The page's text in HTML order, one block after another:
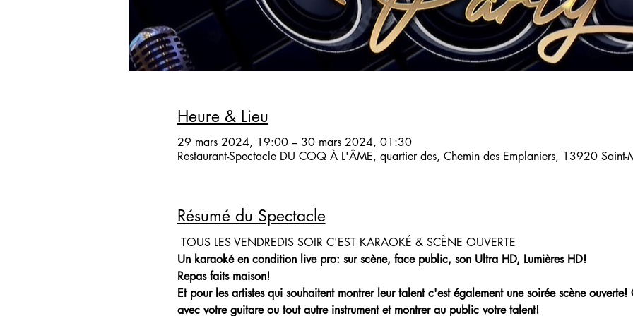
Heure & Lieu
29 mars 2024, 19:00 – 30 mars 2024, 01:30
Restaurant-Spectacle DU COQ À L'ÂME, quartier des, Chemin des Emplaniers, 13920 Saint-
Résumé du Spectacle
TOUS LES VENDREDIS SOIR C'EST KARAOKÉ & SCÈNE OUVERTE
Un karaoké en condition live pro: sur scène, face public, son Ultra HD, Lumières HD!
Repas faits maison!
Et pour les artistes qui souhaitent montrer leur talent c'est également une soirée scène
avec votre guitare ou tout autre instrument et montrer au public votre talent!